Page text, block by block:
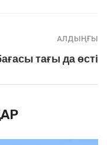
АЛДЫҢҒЫ
тағы да өсті